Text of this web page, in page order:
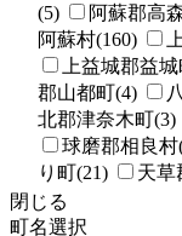
(5)
阿蘇郡高
阿蘇村(160)
上益城郡益
郡山都町(4)
北郡津奈木町(3)
球磨郡相良村
り町(21)
天草
閉じる
町名選択